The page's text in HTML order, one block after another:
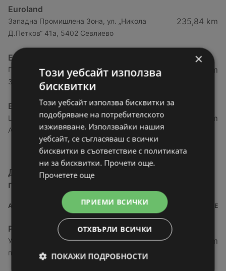
Euroland
Западна Промишлена Зона, ул. „Никола
Д.Петков“ 41а, 5402 Севлиево
235,84 km
Euroland
Пазарджик Център, ул. „Професор Асен
Златаров“ 14, 4400 Пазарджик
260,66 km
Euroland
Център Район Централен, ул. „Княз
Александър I-ви“ 48, 4000 Пловдив
284,16 km
Други магазини от категория За дома и
градината
АДРЕС РАЗСТОЯНИЕ
PRAKTIS
Ул. Цар Александър 2 - 120, южна
промишлена зона, 3700 Видин
29,41 km
×
Този уебсайт използва
бисквитки
Този уебсайт използва бисквитки за
подобряване на потребителското
изживяване. Използвайки нашия
уебсайт, се съгласяваш с всички
бисквитки в съответствие с политиката
ни за бисквитки. Прочети още.
Прочетете още
ПРИЕМИ ВСИЧКИ
ОТХВЪРЛИ ВСИЧКИ
ПОКАЖИ ПОДРОБНОСТИ